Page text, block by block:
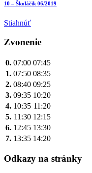
10 – Školáčik 06/2019
Stiahnúť
Zvonenie
0. 07:00 07:45
1. 07:50 08:35
2. 08:40 09:25
3. 09:35 10:20
4. 10:35 11:20
5. 11:30 12:15
6. 12:45 13:30
7. 13:35 14:20
Odkazy na stránky